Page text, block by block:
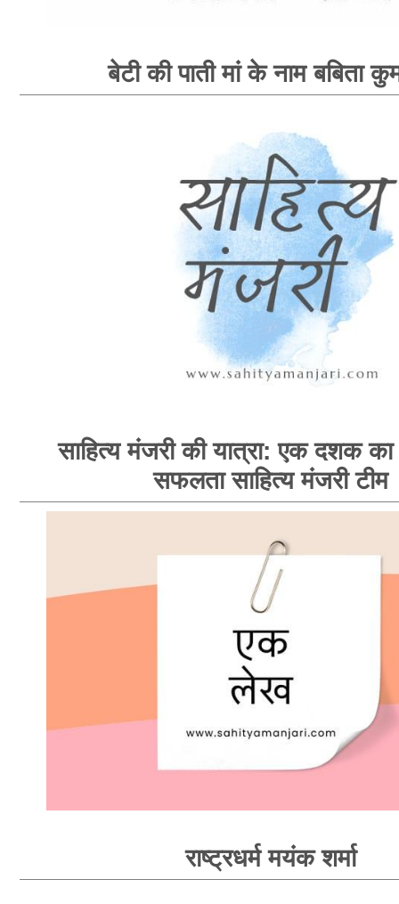
बेटी की पाती मां के नाम बबिता
साहित्य मंजरी की यात्रा: एक दशक
सफलता साहित्य मंजरी टीम
राष्ट्रधर्म मयंक शर्मा